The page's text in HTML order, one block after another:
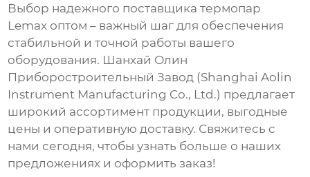
Выбор надежного поставщикатермопар
Lemax оптом – важный шаг для обеспечения
стабильной и точной работы вашего
оборудования. Шанхай Олин
Приборостроительный Завод (Shanghai Aolin
Instrument Manufacturing Co., Ltd.) предлагает
широкий ассортимент продукции, выгодные
цены и оперативную доставку. Свяжитесь с
нами сегодня, чтобы узнать больше о наших
предложениях и оформить заказ!